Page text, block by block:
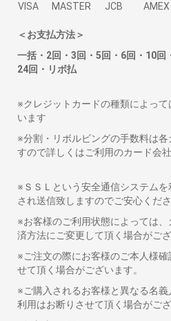
VISA MASTER JCB AMEX
＜お支払方法＞
一括・2回・3回・5回・6回・10回
24回・リボ払
※クレジットカードの種類によっ
います
※分割・リボルビングの手数料は
すので詳しくはご利用のカード会
※ＳＳＬという安全通信システム
され送信致しますのでご
※お客様のご利用状態によっては
済方法にご変更して頂く
※ご注文の際にお客様のご本人様
せて頂く場合がござい
※ご購入されるお客様と異なる名
利用はお断りさせて頂く